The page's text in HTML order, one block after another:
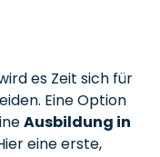
es Zeit sich für
Eine Option
Ausbildung in
eine erste,